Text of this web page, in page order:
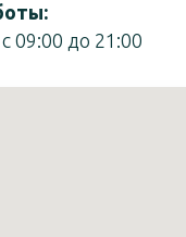
09:00 до 21:00